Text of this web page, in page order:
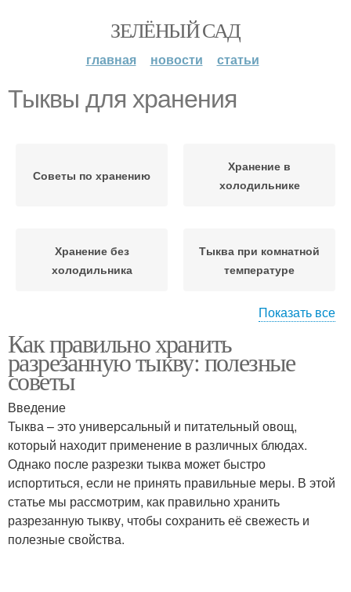
ЗЕЛЁНЫЙ САД
главная новости статьи
Тыквы для хранения
Советы по хранению
Хранение в
холодильнике
Хранение без
холодильника
Тыква при комнатной
температуре
Тыквы в холодильнике Тыква на зиму
Тыквы при хранении
Тыква без
холодильника
Тыква для длительного
хранения
Карамельная тыква
Показать все
Как правильно хранить
разрезанную тыкву: полезные
советы
Введение
Тыква – это универсальный и питательный овощ,
который находит применение в различных блюдах.
Однако после разрезки тыква может быстро
испортиться, если не принять правильные меры. В этой
статье мы рассмотрим, как правильно хранить
разрезанную тыкву, чтобы сохранить её свежесть и
полезные свойства.